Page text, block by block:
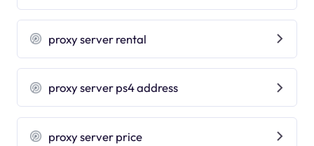
proxy server rental
proxy server ps4 address
proxy server price